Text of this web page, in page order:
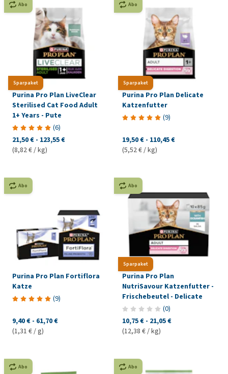
Sparpaket
Abo
Purina Pro Plan LiveClear
Sterilised Cat Food Adult
1+ Years - Pute
(6)
21,50 € - 123,55 €
(8,82 € / kg)
Sparpaket
Abo
Purina Pro Plan Delicate
Katzenfutter
(9)
19,50 € - 110,45 €
(5,52 € / kg)
Abo
Purina Pro Plan Fortiflora
Katze
(9)
9,40 € - 61,70 €
(1,31 € / g)
Sparpaket
Abo
Purina Pro Plan
NutriSavour Katzenfutter -
Frischebeutel - Delicate
(0)
10,75 € - 21,05 €
(12,38 € / kg)
Abo Abo